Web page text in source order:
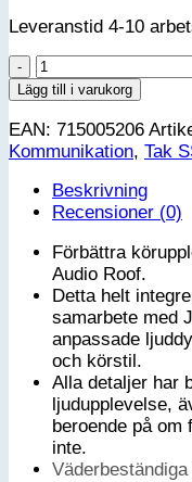
Leveranstid 4-10
Can-
Am
Ljudtak
-
Traxter
mängd
Lägg till i varukorg
EAN: 715005206
Kommunikation, Tak
Beskrivning
Recensioner (0)
Förbättra
Audio Roof.
Detta helt
samarbete med
anpassade
och körstil.
Alla detaljer har
ljudupplevelse,
beroende på
inte.